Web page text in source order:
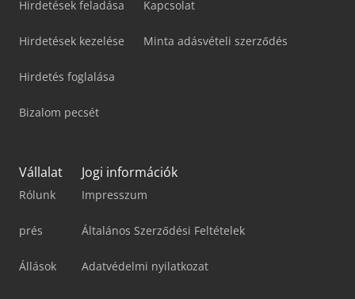
Hirdetések feladása
Hirdetések kezelése
Hirdetés foglalása
Bizalom pecsét
Kapcsolat
Minta adásvételi szerződés
Vállalat
Rólunk
prés
Állások
Jogi információk
Impresszum
Általános Szerződési Feltételek
Adatvédelmi nyilatkozat